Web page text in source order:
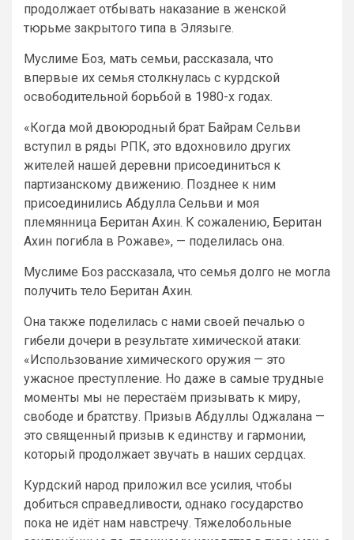
продолжает отбывать наказание в женской
тюрьме закрытого типа в Элязыге.
Муслиме Боз, мать семьи, рассказала, что
впервые их семья столкнулась с курдской
освободительной борьбой в 1980-х годах.
«Когда мой двоюродный брат Байрам Сельви
вступил в ряды РПК, это вдохновило других
жителей нашей деревни присоединиться к
партизанскому движению. Позднее к ним
присоединились Абдулла Сельви и моя
племянница Беритан Ахин. К сожалению, Беритан
Ахин погибла в Рожаве», — поделилась она.
Муслиме Боз рассказала, что семья долго не могла
получить тело Беритан Ахин.
Она также поделилась с нами своей печалью о
гибели дочери в результате химической атаки:
«Использование химического оружия — это
ужасное преступление. Но даже в самые трудные
моменты мы не перестаём призывать к миру,
свободе и братству. Призыв Абдуллы Оджалана —
это священный призыв к единству и гармонии,
который продолжает звучать в наших сердцах.
Курдский народ приложил все усилия, чтобы
добиться справедливости, однако государство
пока не идёт нам навстречу. Тяжелобольные